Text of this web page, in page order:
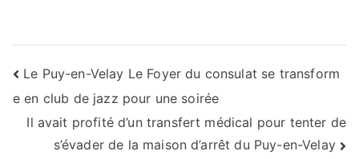
Navigation
de
l’article
Le Puy-en-Velay Le Foyer du consulat se transform
e en club de jazz pour une soirée
Il avait profité d’un transfert médical pour tenter de
s’évader de la maison d’arrêt du Puy-en-Velay